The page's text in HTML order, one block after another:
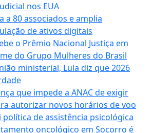
nos EUA
a 80 associados e amplia
de ativos digitais
o Prêmio Nacional Justiça em
do Grupo Mulheres do Brasil
ministerial, Lula diz que 2026
que impede a ANAC de exigir
autorizar novos horários de voo
de assistência psicológica
oncológico em Socorro é